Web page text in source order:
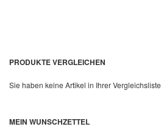
Quickview
PRODUKTE VERGLEICHEN
Sie haben keine Artikel in Ihrer Vergleichsliste
MEIN WUNSCHZETTEL